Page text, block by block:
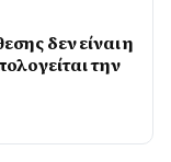
δεν είναι η
την